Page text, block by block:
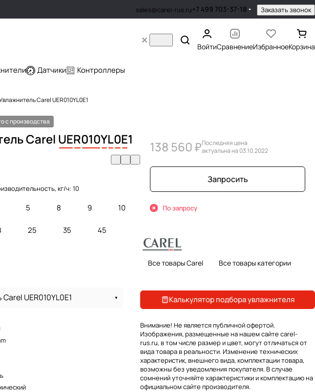
sales@carel-rus.ru+7 499 703-37-18 Заказать звонок
ВойтиСравнениеИзбранноеКорзина
Датчики Контроллеры
Carel UER010YL0E1
с производства
Carel UER010YL0E1
кг/ч:10
5 8 9 10
25 35 45
UER010YL0E1
138 560 ₽Последняя цена
актуальна на 03.10.2022
Запросить
По запросу
Все товары Carel Все товары категории
Калькулятор подбора увлажнителя
Внимание! Не является публичной офертой.
Изображения, размещенные на нашем сайте carel-
rus.ru, в том числе размер и цвет, могут отличаться от
вида товара в реальности. Изменение технических
характеристик, внешнего вида, комплектации товара,
возможны без уведомления покупателя. В случае
сомнений уточняйте характеристики и комплектацию на
официальном сайте производителя.